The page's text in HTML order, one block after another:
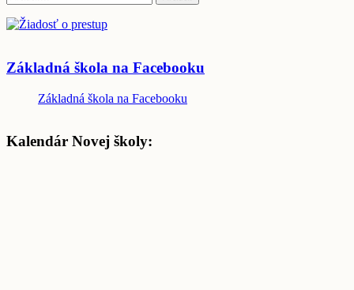
Základná škola na Facebooku
Základná škola na Facebooku
Kalendár Novej školy: